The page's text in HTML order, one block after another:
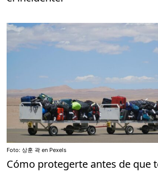
Foto: 상훈 곽 en Pexels
Cómo protegerte antes de que